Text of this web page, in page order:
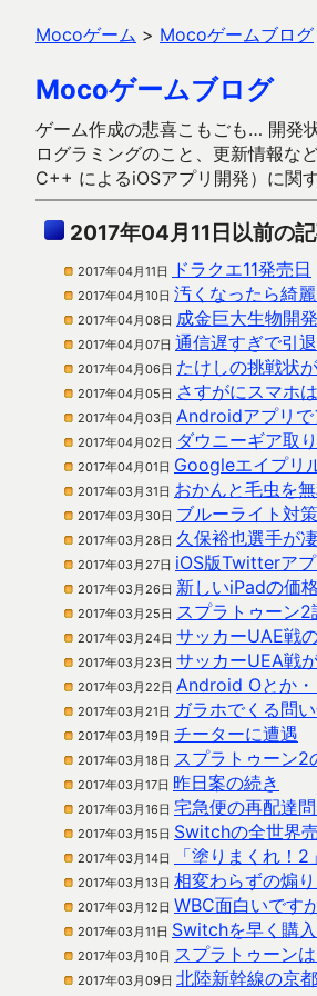
Mocoゲーム > Mocoゲームブログ
Mocoゲームブログ
ゲーム作成の悲喜こもごも… 開発
ログラミングのこと、更新情報
C++ によるiOSアプリ開発）に関
2017年04月11日以前の
2017年04月11日 ドラクエ11発売日
2017年04月10日 汚くなったら綺
2017年04月08日 成金巨大生物開
2017年04月07日 通信遅すぎで引
2017年04月06日 たけしの挑戦状
2017年04月05日 さすがにスマホ
2017年04月03日 Androidアプリで
2017年04月02日 ダウニーギア取
2017年04月01日 Googleエイプリ
2017年03月31日 おかんと毛虫を
2017年03月30日 ブルーライト対
2017年03月28日 久保裕也選手が
2017年03月27日 iOS版Twitterア
2017年03月26日 新しいiPadの価格
2017年03月25日 スプラトゥーン2
2017年03月24日 サッカーUAE戦
2017年03月23日 サッカーUEA戦
2017年03月22日 Android Oとか・
2017年03月21日 ガラホでくる問
2017年03月19日 チーターに遭遇
2017年03月18日 スプラトゥーン2
2017年03月17日 昨日案の続き
2017年03月16日 宅急便の再配達
2017年03月15日 Switchの全世界
2017年03月14日 「塗りまくれ！
2017年03月13日 相変わらずの煽り
2017年03月12日 WBC面白いです
2017年03月11日 Switchを早く購
2017年03月10日 スプラトゥーン
2017年03月09日 北陸新幹線の京